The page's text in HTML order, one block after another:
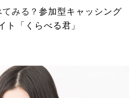
てみる？参加型キャッシング
ト「くらべる君」